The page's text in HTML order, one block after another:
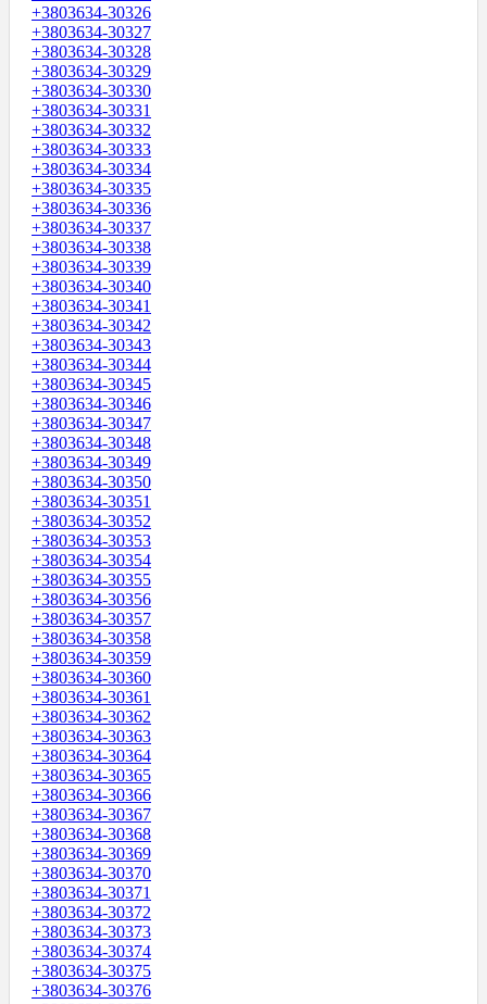
+3803634-30326
+3803634-30327
+3803634-30328
+3803634-30329
+3803634-30330
+3803634-30331
+3803634-30332
+3803634-30333
+3803634-30334
+3803634-30335
+3803634-30336
+3803634-30337
+3803634-30338
+3803634-30339
+3803634-30340
+3803634-30341
+3803634-30342
+3803634-30343
+3803634-30344
+3803634-30345
+3803634-30346
+3803634-30347
+3803634-30348
+3803634-30349
+3803634-30350
+3803634-30351
+3803634-30352
+3803634-30353
+3803634-30354
+3803634-30355
+3803634-30356
+3803634-30357
+3803634-30358
+3803634-30359
+3803634-30360
+3803634-30361
+3803634-30362
+3803634-30363
+3803634-30364
+3803634-30365
+3803634-30366
+3803634-30367
+3803634-30368
+3803634-30369
+3803634-30370
+3803634-30371
+3803634-30372
+3803634-30373
+3803634-30374
+3803634-30375
+3803634-30376